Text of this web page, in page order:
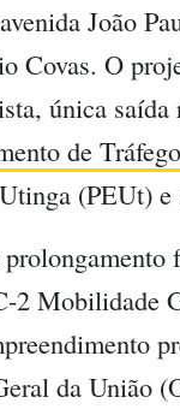
João
Covas. O
única
de
(PEUt) e
2 Mobilidade
da União